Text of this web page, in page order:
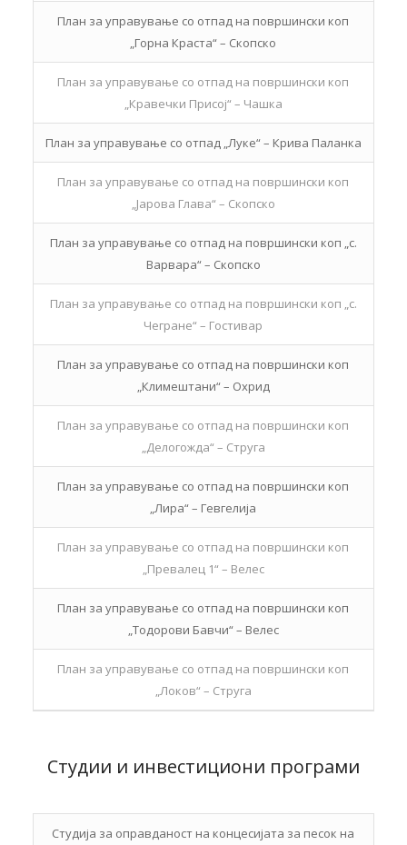
План за управување со отпад на површински коп
„Горна Краста“ – Скопско
План за управување со отпад на површински коп
„Кравечки Присој“ – Чашка
План за управување со отпад „Луке“ – Крива Паланка
План за управување со отпад на површински коп
„Јарова Глава“ – Скопско
План за управување со отпад на површински коп „с.
Варвара“ – Скопско
План за управување со отпад на површински коп „с.
Чегране“ – Гостивар
План за управување со отпад на површински коп
„Климештани“ – Охрид
План за управување со отпад на површински коп
„Делогожда“ – Струга
План за управување со отпад на површински коп
„Лира“ – Гевгелија
План за управување со отпад на површински коп
„Превалец 1“ – Велес
План за управување со отпад на површински коп
„Тодорови Бавчи“ – Велес
План за управување со отпад на површински коп
„Локов“ – Струга
Студии и инвестициони програми
Студија за оправданост на концесијата за песок на